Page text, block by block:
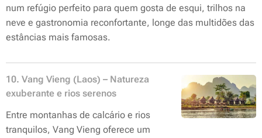
num refúgio perfeito para quem gosta de esqui, trilhos na
neve e gastronomia reconfortante, longe das multidões das
estâncias mais famosas.
10. Vang Vieng (Laos) – Natureza
exuberante e rios serenos
Entre montanhas de calcário e rios
tranquilos, Vang Vieng oferece um